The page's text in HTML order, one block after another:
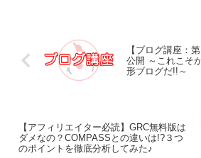
らなんですっ!!
【ブログ講座：
公開 ～これこそ
形ブログだ!!～
【アフィリエイター必読】GRC無料版は
ダメなの？COMPASSとの違いは!?３つ
のポイントを徹底分析してみた♪